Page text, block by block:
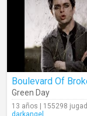
Boulevard Of
Green Day
13 años | 155298
darkangel